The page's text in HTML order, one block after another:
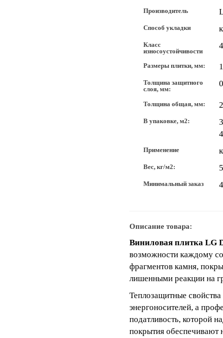
Производитель
Способ укладки
Класс
износоустойчивости
Размеры плитки, мм:
Толщина защитного
слоя, мм:
Толщина общая, мм: 2
В упаковке, м2:
Применение
Вес, кг/м2:
Минимальный заказ
Описание товара:
Виниловая плитка LG
возможности каждому
фрагментов камня,
лишенными реакции на
Теплозащитные
энергоносителей, а
податливость, которой
покрытия обеспечивают